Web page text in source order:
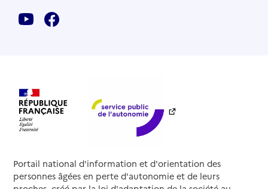
Portail national d'information et d'orientation des
personnes âgées en perte d'autonomie et de leurs